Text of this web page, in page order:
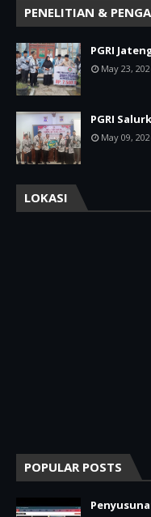
PENELITIAN &
PGRI
May 23,
PGRI
May 09,
LOKASI
POPULAR POSTS